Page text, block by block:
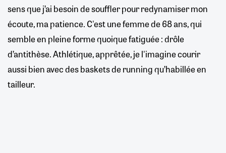
sens que j’ai besoin de souffler pour redynamiser mon
écoute, ma patience. C'est une femme de 68 ans, qui
semble en pleine forme quoique fatiguée : drôle
d’antithèse. Athlétique, apprêtée, je l'imagine courir
aussi bien avec des baskets de running qu’habillée en
tailleur.